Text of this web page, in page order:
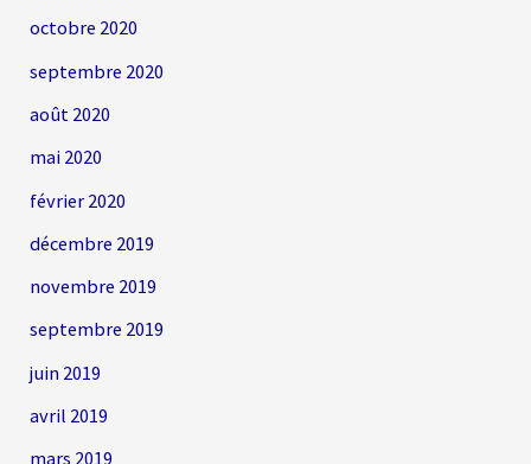
octobre 2020
septembre 2020
août 2020
mai 2020
février 2020
décembre 2019
novembre 2019
septembre 2019
juin 2019
avril 2019
mars 2019